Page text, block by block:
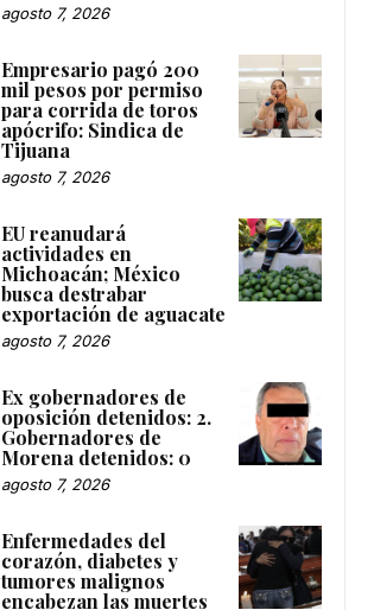
agosto 7, 2026
Empresario pagó 200
mil pesos por permiso
para corrida de toros
apócrifo: Sindica de
Tijuana
agosto 7, 2026
EU reanudará
actividades en
Michoacán; México
busca destrabar
exportación de aguacate
agosto 7, 2026
Ex gobernadores de
oposición detenidos: 2.
Gobernadores de
Morena detenidos: 0
agosto 7, 2026
Enfermedades del
corazón, diabetes y
tumores malignos
encabezan las muertes